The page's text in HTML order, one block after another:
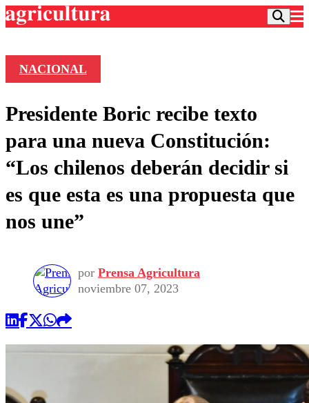
Frecuencias
Agricultura TV
Deportes
Colo Colo
Motor
Otros Deportes
Universidad Católica
Universidad de Chile
Entretención
Dato Practico
Política
Sustentabilidad
Vida Social
Publicaciones en medios
Comercial
NACIONAL
Presidente Boric recibe texto
para una nueva Constitución:
“Los chilenos deberán decidir si
es que esta es una propuesta que
nos une”
por Prensa Agricultura
noviembre 07, 2023